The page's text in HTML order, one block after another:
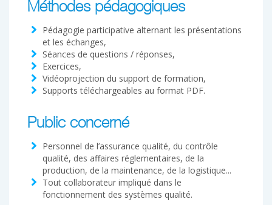
Méthodes pédagogiques
Pédagogie participative alternant les présentations
et les échanges,
Séances de questions / réponses,
Exercices,
Vidéoprojection du support de formation,
Supports téléchargeables au format PDF.
Public concerné
Personnel de l’assurance qualité, du contrôle
qualité, des affaires réglementaires, de la
production, de la maintenance, de la logistique...
Tout collaborateur impliqué dans le
fonctionnement des systèmes qualité.